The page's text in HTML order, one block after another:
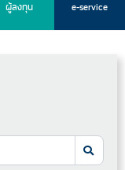
ผู้ลงทุน e-service